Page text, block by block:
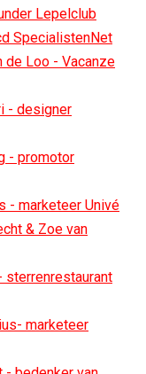
Lepelclub
SpecialistenNet
de Loo - Vacanze
- designer
- promotor
- marketeer Univé
& Zoe van
sterrenrestaurant
marketeer